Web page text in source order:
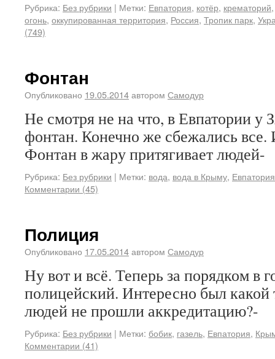
Рубрика: Без рубрики | Метки: Евпатория, котёр, крематорий
огонь, оккупированная территория, Россия, Тропик парк,
(749)
Фонтан
Опубликовано 19.05.2014автором Самодур
Не смотря не на что, в Евпатории у
фонтан. Конечно же сбежались все.
Фонтан в жару притягивает людей-
Рубрика: Без рубрики | Метки: вода, вода в Крыму, Евпатория
Комментарии (45)
Полиция
Опубликовано 17.05.2014автором Самодур
Ну вот и всё. Теперь за порядком в
полицейский. Интересно был какой
людей не прошли аккредитацию?-
Рубрика: Без рубрики | Метки: бобик, газель, Евпатория,
Комментарии (41)